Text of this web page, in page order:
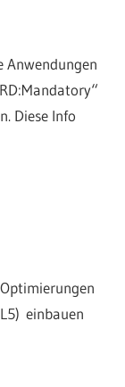
Anwendungen
Diese Info
einbauen